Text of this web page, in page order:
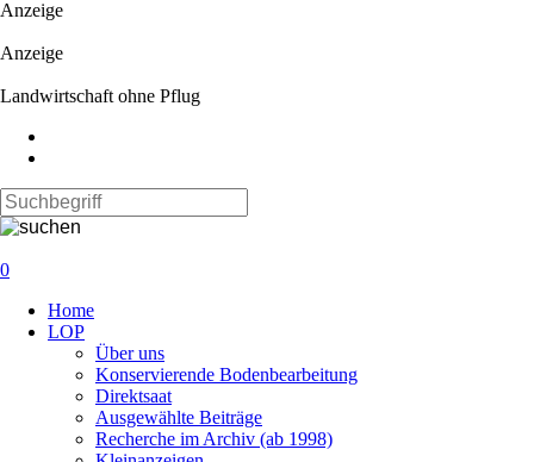
Anzeige
Anzeige
Landwirtschaft ohne Pflug
0
überspringen
Home
LOP
Über uns
Konservierende Bodenbearbeitung
Direktsaat
Ausgewählte Beiträge
Recherche im Archiv (ab 1998)